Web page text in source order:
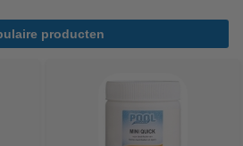
producten